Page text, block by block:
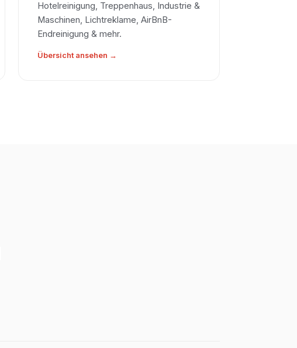
Hotelreinigung, Treppenhaus, Industrie &
Maschinen, Lichtreklame, AirBnB-
Endreinigung & mehr.
Übersicht ansehen →